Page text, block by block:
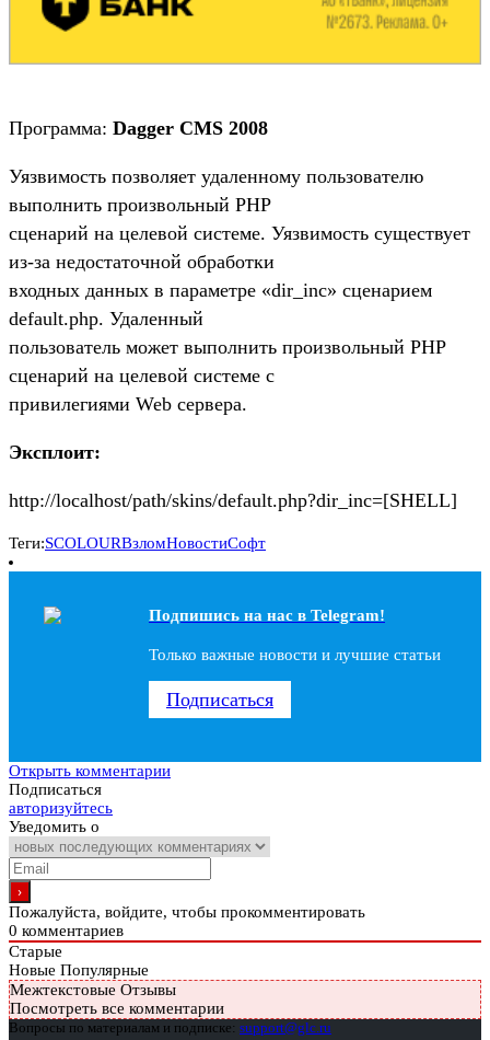
Программа: Dagger CMS 2008
Уязвимость позволяет удаленному пользователю
выполнить произвольный PHP
сценарий на целевой системе. Уязвимость существует
из-за недостаточной обработки
входных данных в параметре «dir_inc» сценарием
default.php. Удаленный
пользователь может выполнить произвольный PHP
сценарий на целевой системе с
привилегиями Web сервера.
Эксплоит:
http://localhost/path/skins/default.php?dir_inc=[SHELL]
Теги:SCOLOURВзломНовостиСофт
Подпишись на наc в Telegram!
Только важные новости и лучшие статьи
Подписаться
Открыть комментарии
Подписаться
авторизуйтесь
Уведомить о
Пожалуйста, войдите, чтобы прокомментировать
0 комментариев
Старые
Новые Популярные
Межтекстовые Отзывы
Посмотреть все комментарии
Вопросы по материалам и подписке: support@glc.ru